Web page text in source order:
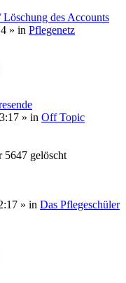
des Accounts
» in Pflegenetz
» in Off Topic
5647 gelöscht
» in Das Pflegeschüler